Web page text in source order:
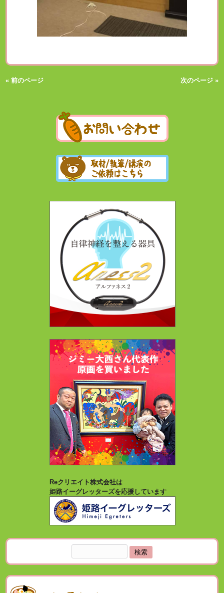
« 前のページ 次のページ »
Reクリエイト株式会社は
姫路イーグレッターズを応援しています
索: